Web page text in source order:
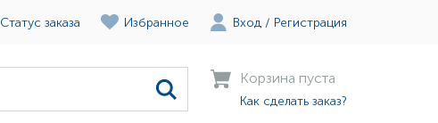
Статус заказа Избранное Вход / Регистрация
Корзина пуста
Как сделать заказ?